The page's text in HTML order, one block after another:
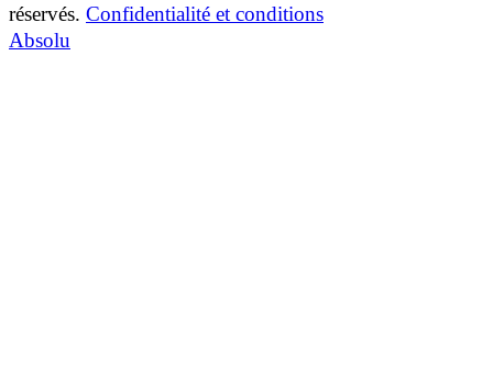
réservés. Confidentialité et conditions
Absolu